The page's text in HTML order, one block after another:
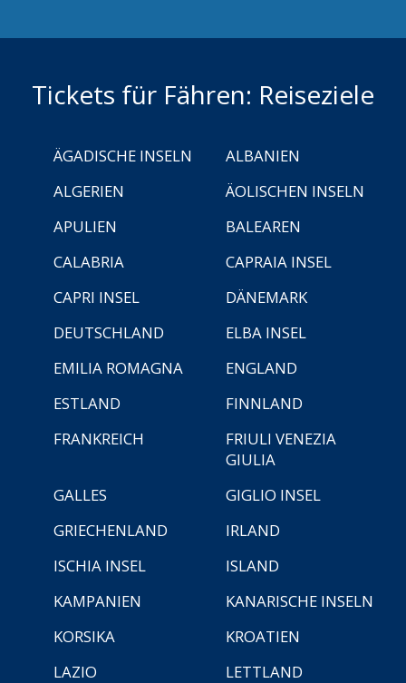
Tickets für Fähren: Reiseziele
ÄGADISCHE INSELN
ALBANIEN
ALGERIEN
ÄOLISCHEN INSELN
APULIEN
BALEAREN
CALABRIA
CAPRAIA INSEL
CAPRI INSEL
DÄNEMARK
DEUTSCHLAND
ELBA INSEL
EMILIA ROMAGNA
ENGLAND
ESTLAND
FINNLAND
FRANKREICH
FRIULI VENEZIA
GIULIA
GALLES
GIGLIO INSEL
GRIECHENLAND
IRLAND
ISCHIA INSEL
ISLAND
KAMPANIEN
KANARISCHE INSELN
KORSIKA
KROATIEN
LAZIO
LETTLAND